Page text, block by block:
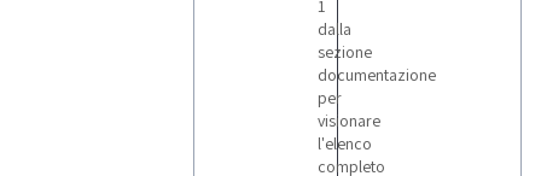
1
dalla
sezione
documentazione
per
visionare
l'elenco
completo